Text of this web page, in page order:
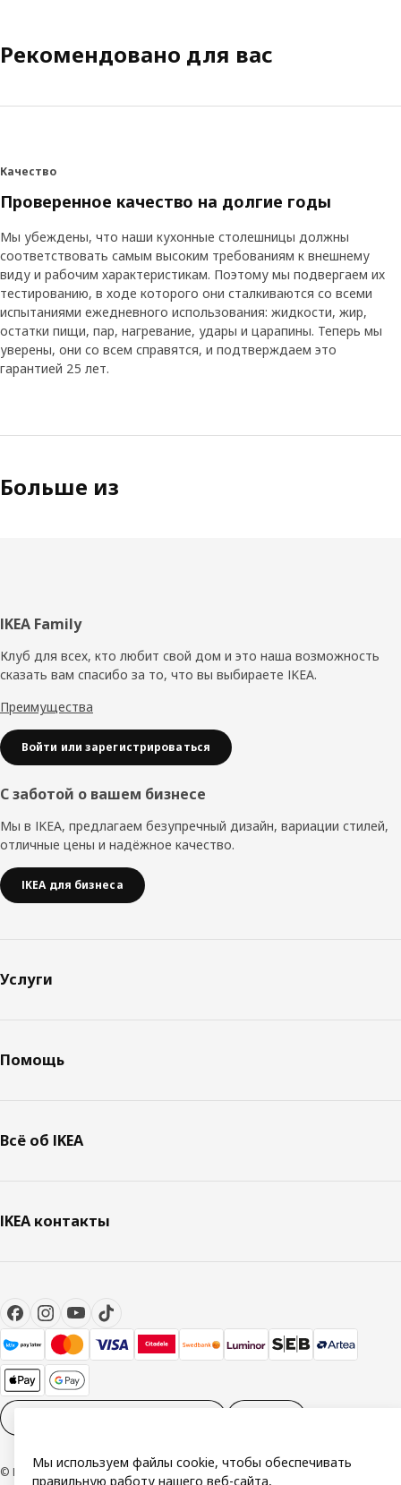
Рекомендовано для вас
Качество
Проверенное качество на долгие годы
Мы убеждены, что наши кухонные столешницы должны
соответствовать самым высоким требованиям к внешнему
виду и рабочим характеристикам. Поэтому мы подвергаем их
тестированию, в ходе которого они сталкиваются со всеми
испытаниями ежедневного использования: жидкости, жир,
остатки пищи, пар, нагревание, удары и царапины. Теперь мы
уверены, они со всем справятся, и подтверждаем это
гарантией 25 лет.
Больше из
Нижний
колонтитул
IKEA Family
Клуб для всех, кто любит свой дом и это наша возможность
сказать вам спасибо за то, что вы выбираете IKEA.
Преимущества
Войти или зарегистрироваться
С заботой о вашем бизнесе
Мы в IKEA, предлагаем безупречный дизайн, вариации стилей,
отличные цены и надёжное качество.
IKEA для бизнеса
Услуги
Помощь
Всё об IKEA
IKEA контакты
© Inter IKEA Systems B.V. 1999-2026
Мы используем файлы cookie, чтобы обеспечивать
правильную работу нашего веб-сайта,